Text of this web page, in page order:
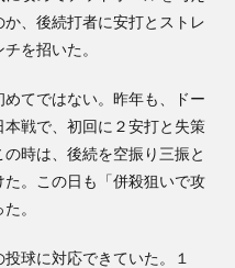
、後続打者に安打とストレ
を招いた。
てではない。昨年も、ドー
戦で、初回に２安打と失策
時は、後続を空振り三振と
。この日も「併殺狙いで攻
。
球に対応できていた。１